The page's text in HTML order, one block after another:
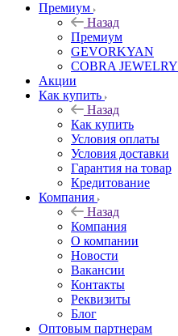
Премиум
Назад
Премиум
GEVORKYAN
COBRA JEWELRY
Акции
Как купить
Назад
Как купить
Условия оплаты
Условия доставки
Гарантия на товар
Кредитование
Компания
Назад
Компания
О компании
Новости
Вакансии
Контакты
Реквизиты
Блог
Оптовым партнерам